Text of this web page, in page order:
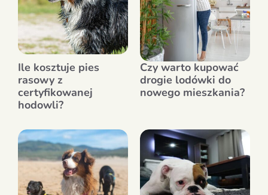
Ile kosztuje pies
rasowy z
certyfikowanej
hodowli?
Czy warto kupować
drogie lodówki do
nowego mieszkania?